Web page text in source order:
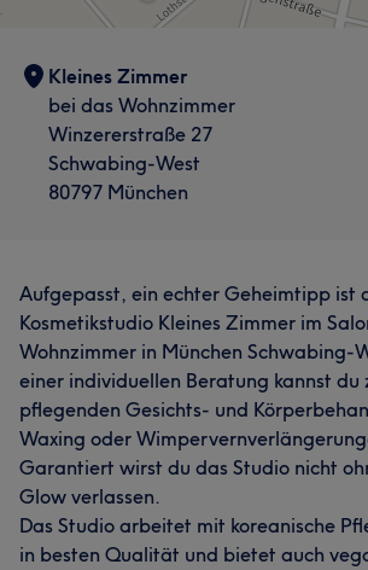
Kleines Zimmer
bei das Wohnzimmer
Winzererstraße 27
Schwabing-West
80797 München
Aufgepasst, ein echter Geheimtipp ist
Kosmetikstudio Kleines Zimmer im
Wohnzimmer in München Schwabing-
einer individuellen Beratung kannst du
pflegenden Gesichts- und
Waxing oder
Garantiert wirst du das Studio nicht
Glow verlassen.
Das Studio arbeitet mit koreanische
in besten Qualität und bietet auch